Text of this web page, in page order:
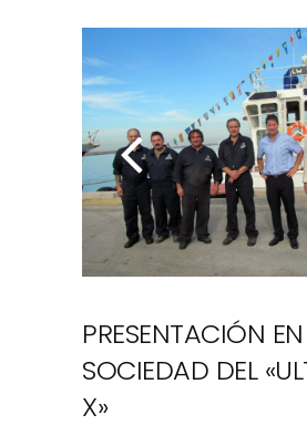
PRESENTACIÓN EN
SOCIEDAD DEL
X»